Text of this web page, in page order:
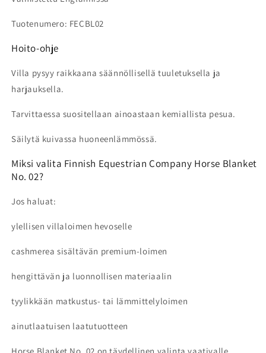
Tuotenumero: FECBL02
Hoito-ohje
Villa pysyy raikkaana säännöllisellä tuuletuksella ja
harjauksella.
Tarvittaessa suositellaan ainoastaan kemiallista pesua.
Säilytä kuivassa huoneenlämmössä.
Miksi valita Finnish Equestrian Company Horse Blanket
No. 02?
Jos haluat:
ylellisen villaloimen hevoselle
cashmerea sisältävän premium-loimen
hengittävän ja luonnollisen materiaalin
tyylikkään matkustus- tai lämmittelyloimen
ainutlaatuisen laatutuotteen